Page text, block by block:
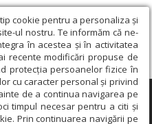
cookie pentru a personaliza și
ul nostru. Te informăm că ne-
în acestea și în activitatea
recente modificări propuse de
protecția persoanelor fizice în
cu caracter personal și privind
de a continua navigarea pe
timpul necesar pentru a citi și
Prin continuarea navigării pe
×